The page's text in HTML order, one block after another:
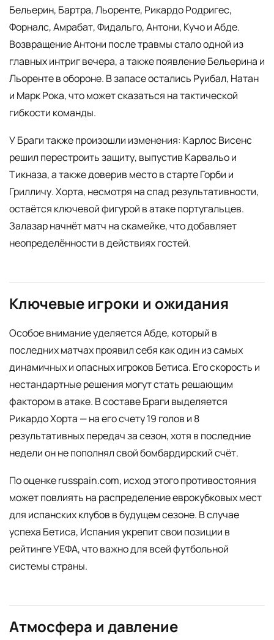
Бельерин, Бартра, Льоренте, Рикардо Родригес,
Форналс, Амрабат, Фидальго, Антони, Кучо и Абде.
Возвращение Антони после травмы стало одной из
главных интриг вечера, а также появление Бельерина и
Льоренте в обороне. В запасе остались Руибал, Натан
и Марк Рока, что может сказаться на тактической
гибкости команды.
У Браги также произошли изменения: Карлос Висенс
решил перестроить защиту, выпустив Карвальо и
Тикназа, а также доверив место в старте Горби и
Грилличу. Хорта, несмотря на спад результативности,
остаётся ключевой фигурой в атаке португальцев.
Залазар начнёт матч на скамейке, что добавляет
неопределённости в действиях гостей.
Ключевые игроки и ожидания
Особое внимание уделяется Абде, который в
последних матчах проявил себя как один из самых
динамичных и опасных игроков Бетиса. Его скорость и
нестандартные решения могут стать решающим
фактором в атаке. В составе Браги выделяется
Рикардо Хорта — на его счету 19 голов и 8
результативных передач за сезон, хотя в последние
недели он не пополнял свой бомбардирский счёт.
По оценке russpain.com, исход этого противостояния
может повлиять на распределение еврокубковых мест
для испанских клубов в будущем сезоне. В случае
успеха Бетиса, Испания укрепит свои позиции в
рейтинге УЕФА, что важно для всей футбольной
системы страны.
Атмосфера и давление